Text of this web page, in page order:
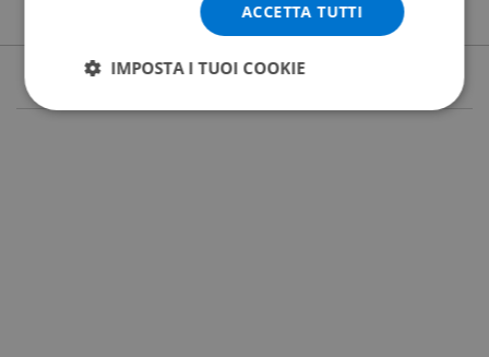
ACCETTA TUTTI
IMPOSTA I TUOI COOKIE